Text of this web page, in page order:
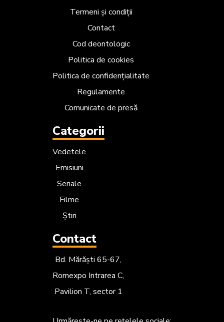
Termeni și condiții
Contact
Cod deontologic
Politica de cookies
Politica de confidențialitate
Regulamente
Comunicate de presă
Categorii
Vedetele
Emisiuni
Seriale
Filme
Știri
Contact
Bd. Mărăști 65-67,
Romexpo Intrarea C,
Pavilion T, sector 1